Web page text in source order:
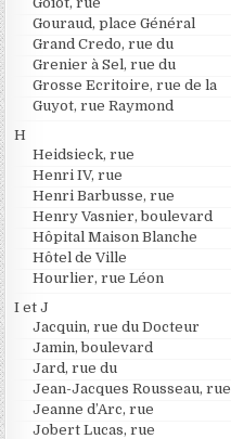
Gouraud, place Général
Grand Credo, rue du
Grenier à Sel, rue du
Grosse Ecritoire, rue de la
Guyot, rue Raymond
H
Heidsieck, rue
Henri IV, rue
Henri Barbusse, rue
Henry Vasnier, boulevard
Hôpital Maison Blanche
Hôtel de Ville
Hourlier, rue Léon
I et J
Jacquin, rue du Docteur
Jamin, boulevard
Jard, rue du
Jean-Jacques Rousseau, rue
Jeanne d’Arc, rue
Jobert Lucas, rue